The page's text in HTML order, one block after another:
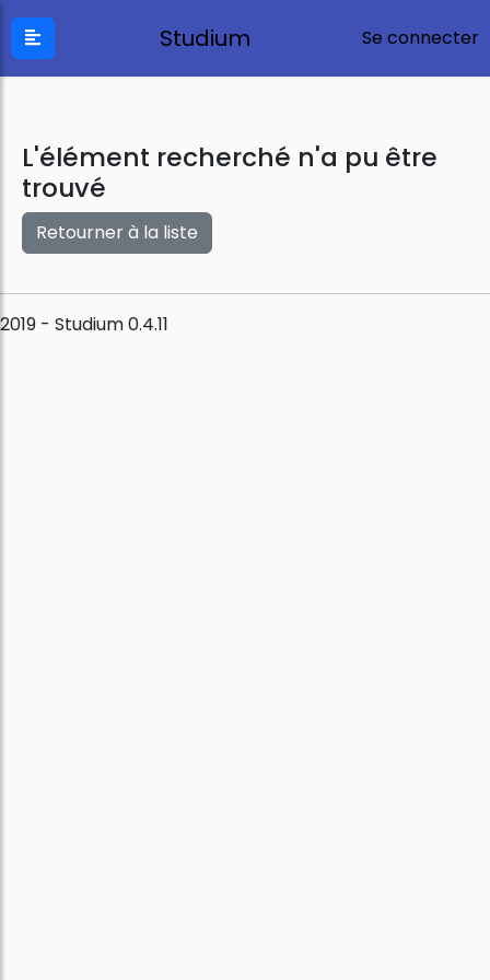
Studium Se connecter
L'élément recherché n'a pu être
trouvé
Retourner à la liste
2019 - Studium 0.4.11